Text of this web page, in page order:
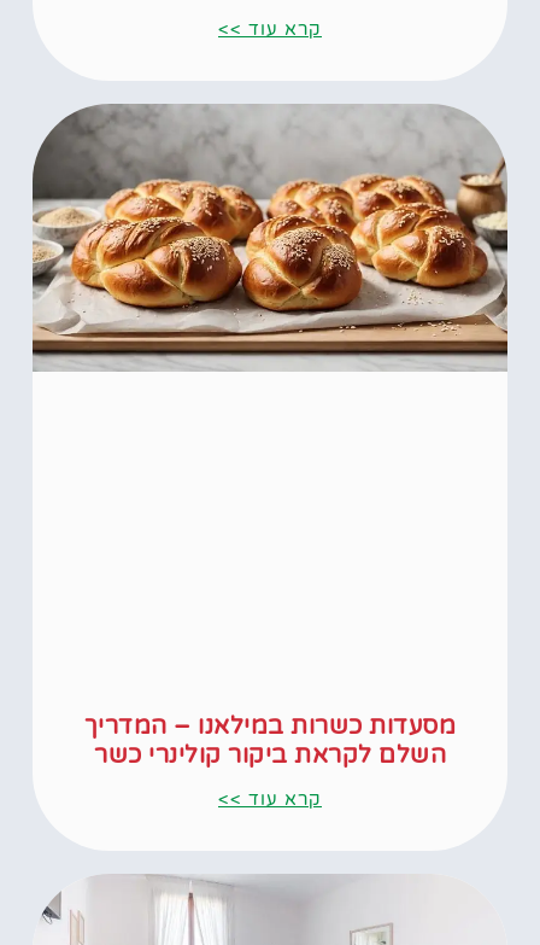
קרא עוד >>
מסעדות כשרות במילאנו – המדריך
השלם לקראת ביקור קולינרי כשר
קרא עוד >>